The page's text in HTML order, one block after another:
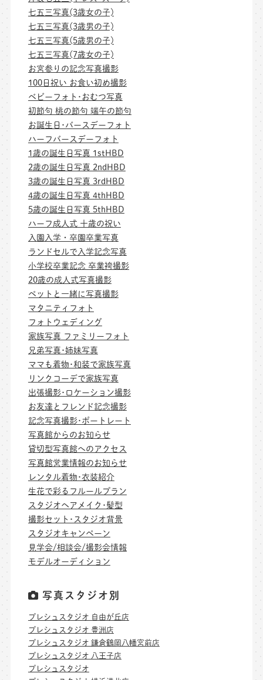
七五三写真(3歳女の子)
七五三写真(3歳男の子)
七五三写真(5歳男の子)
七五三写真(7歳女の子)
お宮参りの記念写真撮影
100日祝い お食い初め撮影
ベビーフォト･おむつ写真
初節句 桃の節句 端午の節句
お誕生日･バースデーフォト
ハーフバースデーフォト
1歳の誕生日写真 1stHBD
2歳の誕生日写真 2ndHBD
3歳の誕生日写真 3rdHBD
4歳の誕生日写真 4thHBD
5歳の誕生日写真 5thHBD
ハーフ成人式 十歳の祝い
入園入学・卒園卒業写真
ランドセルで入学記念写真
小学校卒業記念 卒業袴撮影
20歳の成人式写真撮影
ペットと一緒に写真撮影
マタニティフォト
フォトウェディング
家族写真 ファミリーフォト
兄弟写真･姉妹写真
ママも着物･和装で家族写真
リンクコーデで家族写真
出張撮影･ロケーション撮影
お友達とフレンド記念撮影
記念写真撮影･ポートレート
写真館からのお知らせ
貸切型写真館へのアクセス
写真館営業情報のお知らせ
レンタル着物･衣装紹介
生花で彩るフルールプラン
スタジオヘアメイク･髪型
撮影セット･スタジオ背景
スタジオキャンペーン
見学会/相談会/撮影会情報
モデルオーディション
写真スタジオ別
プレシュスタジオ 自由が丘店
プレシュスタジオ 豊洲店
プレシュスタジオ 鎌倉鶴岡八幡宮前店
プレシュスタジオ 八王子店
プレシュスタジオ